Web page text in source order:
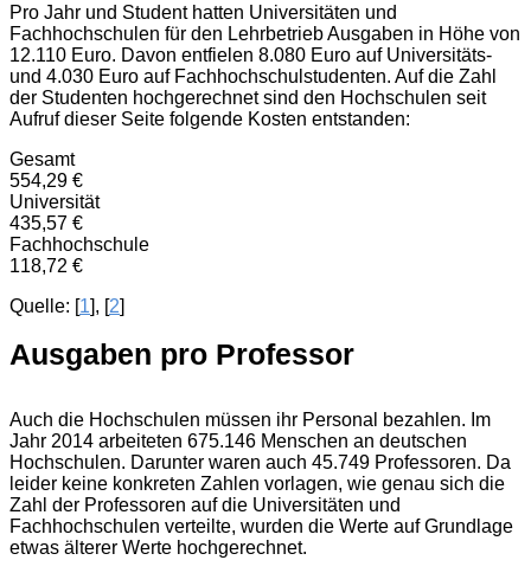
Pro Jahr und Student hatten Universitäten und
Fachhochschulen für den Lehrbetrieb Ausgaben in Höhe von
12.110 Euro. Davon entfielen 8.080 Euro auf Universitäts-
und 4.030 Euro auf Fachhochschulstudenten. Auf die Zahl
der Studenten hochgerechnet sind den Hochschulen seit
Aufruf dieser Seite folgende Kosten entstanden:
Gesamt
554,29 €
Universität
435,57 €
Fachhochschule
118,72 €
Quelle: [1], [2]
Ausgaben pro Professor
Auch die Hochschulen müssen ihr Personal bezahlen. Im
Jahr 2014 arbeiteten 675.146 Menschen an deutschen
Hochschulen. Darunter waren auch 45.749 Professoren. Da
leider keine konkreten Zahlen vorlagen, wie genau sich die
Zahl der Professoren auf die Universitäten und
Fachhochschulen verteilte, wurden die Werte auf Grundlage
etwas älterer Werte hochgerechnet.